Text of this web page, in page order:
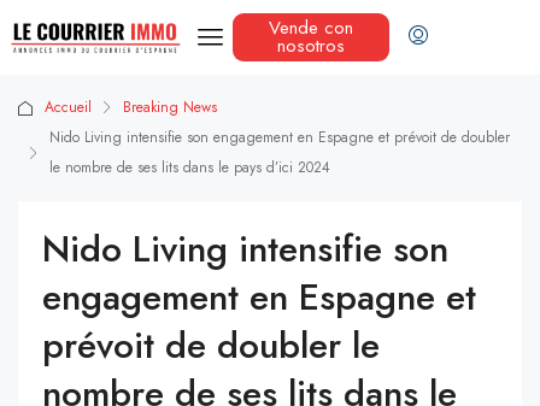
Vende con
nosotros
Accueil
Breaking News
Nido Living intensifie son engagement en Espagne et prévoit de doubler
le nombre de ses lits dans le pays d’ici 2024
Nido Living intensifie son
engagement en Espagne et
prévoit de doubler le
nombre de ses lits dans le